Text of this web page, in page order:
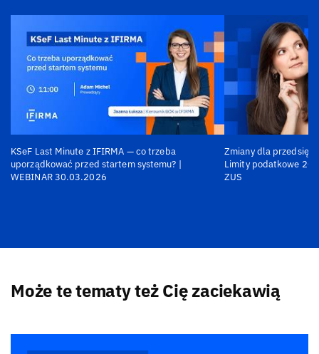
KSeF Last Minute z IFIRMA — co trzeba
uporządkować przed startem systemu? |
WEBINAR 30.03.2026
Zmiany dla
Limity podatkowe
ZUS
Może te tematy też Cię zaciekawią